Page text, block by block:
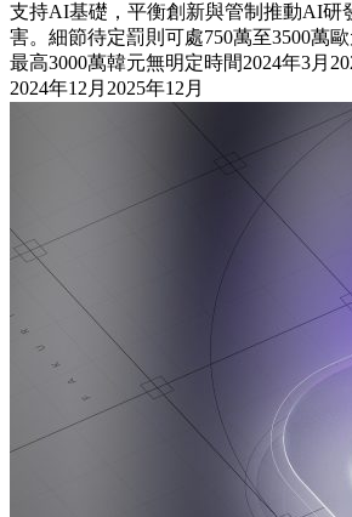
支持AI基礎，平衡創新與管制推動AI研
害。細節待定罰則可處750萬至3500萬
最高3000萬韓元無明定時間2024年3月
2024年12月2025年12月